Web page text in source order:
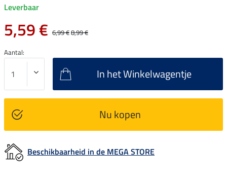
Leverbaar
5,59 € 6,99 €8,99 €
Aantal:
In het Winkelwagentje
Nu kopen
Beschikbaarheid in de MEGA STORE